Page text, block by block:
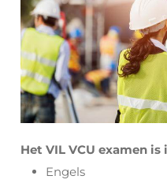
Het VIL VCU examen
Engels